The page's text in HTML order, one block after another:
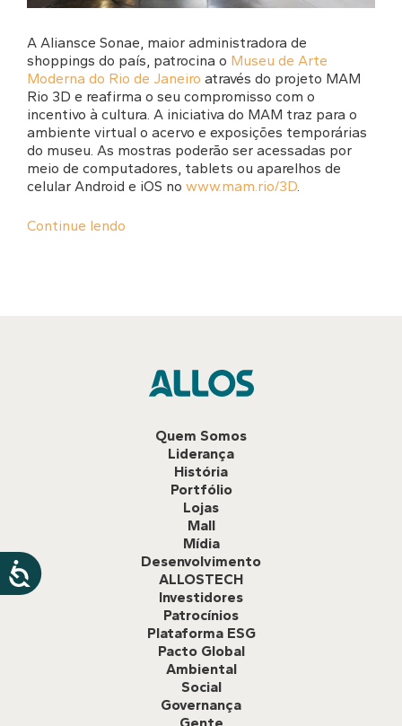
A Aliansce Sonae, maior administradora de
shoppings do país, patrocina o Museu de Arte
Moderna do Rio de Janeiro através do projeto MAM
Rio 3D e reafirma o seu compromisso com o
incentivo à cultura. A iniciativa do MAM traz para o
ambiente virtual o acervo e exposições temporárias
do museu. As mostras poderão ser acessadas por
meio de computadores, tablets ou aparelhos de
celular Android e iOS no www.mam.rio/3D.
Continue lendo
Quem Somos
Liderança
História
Portfólio
Lojas
Mall
Mídia
Desenvolvimento
ALLOSTECH
Investidores
Patrocínios
Plataforma ESG
Pacto Global
Ambiental
Social
Governança